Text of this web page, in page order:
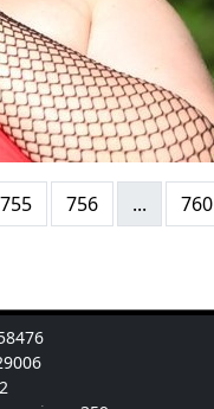
755 756 ... 760